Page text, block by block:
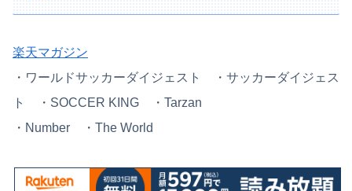
楽天マガジン
・ ワールドサッカーダイジェスト ・ サッカーダイジェス
ト ・SOCCER KING ・Tarzan
・Number ・The World